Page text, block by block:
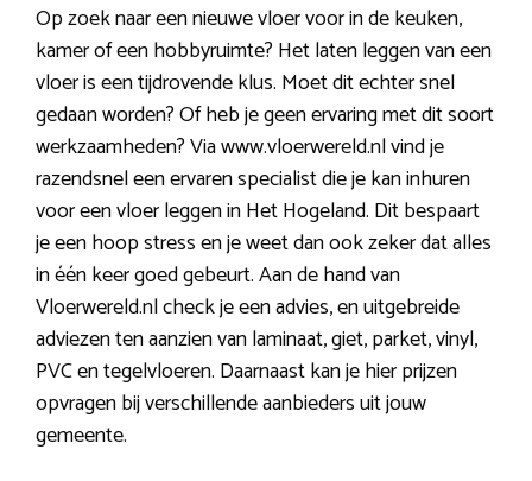
Op zoek naar een nieuwe vloer voor in de keuken,
kamer of een hobbyruimte? Het laten leggen van een
vloer is een tijdrovende klus. Moet dit echter snel
gedaan worden? Of heb je geen ervaring met dit soort
werkzaamheden? Via www.vloerwereld.nl vind je
razendsnel een ervaren specialist die je kan inhuren
voor een vloer leggen in Het Hogeland. Dit bespaart
je een hoop stress en je weet dan ook zeker dat alles
in één keer goed gebeurt. Aan de hand van
Vloerwereld.nl check je een advies, en uitgebreide
adviezen ten aanzien van laminaat, giet, parket, vinyl,
PVC en tegelvloeren. Daarnaast kan je hier prijzen
opvragen bij verschillende aanbieders uit jouw
gemeente.